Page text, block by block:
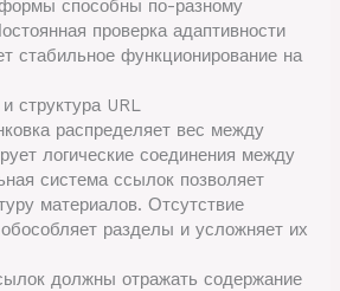
способны по-разному
проверка адаптивности
стабильное функционирование на
структура URL
распределяет вес между
логические соединения между
система ссылок позволяет
материалов. Отсутствие
разделы и усложняет их
должны отражать содержание